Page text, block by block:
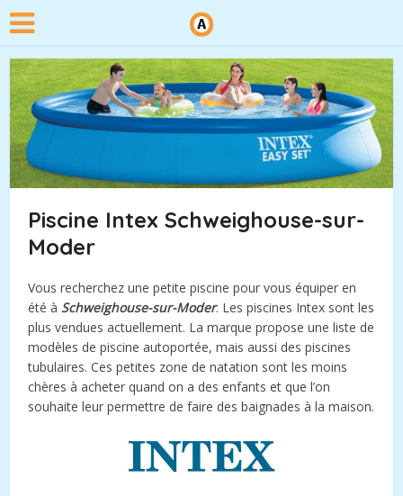
Piscine Intex Schweighouse-sur-
Moder
Vous recherchez une petite piscine pour vous équiper en
été à Schweighouse-sur-Moder. Les piscines Intex sont les
plus vendues actuellement. La marque propose une liste de
modèles de piscine autoportée, mais aussi des piscines
tubulaires. Ces petites zone de natation sont les moins
chères à acheter quand on a des enfants et que l’on
souhaite leur permettre de faire des baignades à la maison.